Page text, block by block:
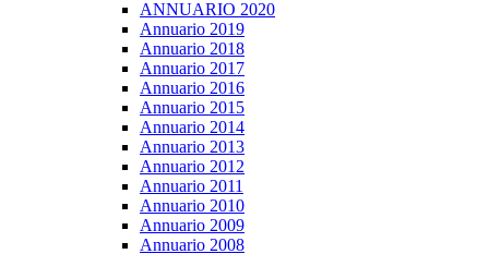
ANNUARIO 2020
Annuario 2019
Annuario 2018
Annuario 2017
Annuario 2016
Annuario 2015
Annuario 2014
Annuario 2013
Annuario 2012
Annuario 2011
Annuario 2010
Annuario 2009
Annuario 2008